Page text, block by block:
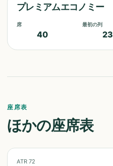
プレミアムエコノミー
席
40
最初の列
23
座席表
ほかの座席表
ATR 72